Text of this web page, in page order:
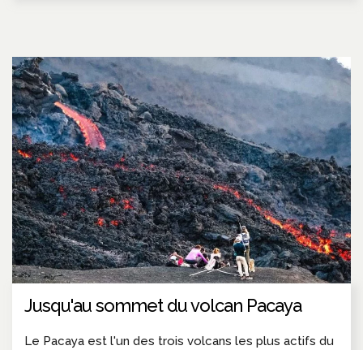
Jusqu'au sommet du volcan Pacaya
Le Pacaya est l'un des trois volcans les plus actifs du